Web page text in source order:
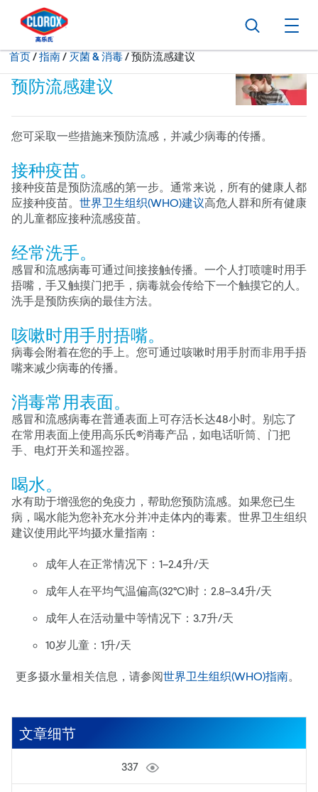
转到主导航栏
转到内容
转到页脚
搜索
首页/指南 灭菌 & 消毒 当前状态：
预防流感建议
预防流感建议
您可采取一些措施来预防流感，并减少病毒的传播。
接种疫苗。
接种疫苗是预防流感的第一步。通常来说，所有的健康人都
应接种疫苗。 世界卫生组织(WHO)建议高危人群和所有健康
的儿童都应接种流感疫苗。
经常洗手。
感冒和流感病毒可通过间接接触传播。一个人打喷嚏时用手
捂嘴，手又触摸门把手，病毒就会传给下一个触摸它的人。
洗手是预防疾病的最佳方法。
咳嗽时用手肘捂嘴。
病毒会附着在您的手上。您可通过咳嗽时用手肘而非用手捂
嘴来减少病毒的传播。
消毒常用表面。
感冒和流感病毒在普通表面上可存活长达48小时。别忘了
在常用表面上使用高乐氏®消毒产品，如电话听筒、门把
手、电灯开关和遥控器。
喝水。
水有助于增强您的免疫力，帮助您预防流感。如果您已生
病，喝水能为您补充水分并冲走体内的毒素。世界卫生组织
建议使用此平均摄水量指南：
成年人在正常情况下：1–2.4升/天
成年人在平均气温偏高(32°C)时：2.8–3.4升/天
成年人在活动量中等情况下：3.7升/天
10岁儿童：1升/天
更多摄水量相关信息，请参阅世界卫生组织(WHO)指南。
文章细节
337